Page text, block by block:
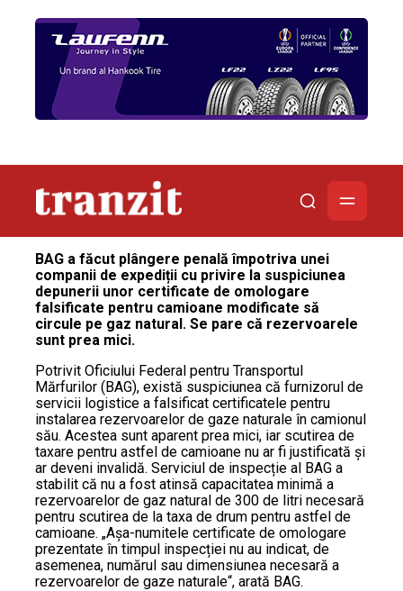
BAG a făcut plângere penală împotriva unei
companii de expediții cu privire la suspiciunea
depunerii unor certificate de omologare
falsificate pentru camioane modificate să
circule pe gaz natural. Se pare că rezervoarele
sunt prea mici.
Potrivit Oficiului Federal pentru Transportul
Mărfurilor (BAG), există suspiciunea că furnizorul de
servicii logistice a falsificat certificatele pentru
instalarea rezervoarelor de gaze naturale în camionul
său. Acestea sunt aparent prea mici, iar scutirea de
taxare pentru astfel de camioane nu ar fi justificată și
ar deveni invalidă. Serviciul de inspecție al BAG a
stabilit că nu a fost atinsă capacitatea minimă a
rezervoarelor de gaz natural de 300 de litri necesară
pentru scutirea de la taxa de drum pentru astfel de
camioane. „Așa-numitele certificate de omologare
prezentate în timpul inspecției nu au indicat, de
asemenea, numărul sau dimensiunea necesară a
rezervoarelor de gaze naturale“, arată BAG.